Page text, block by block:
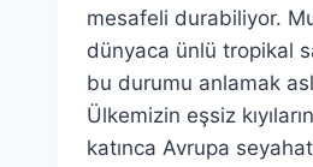
mesafeli durabiliyor.
dünyaca ünlü tropikal
bu durumu anlamak
Ülkemizin eşsiz
katınca Avrupa